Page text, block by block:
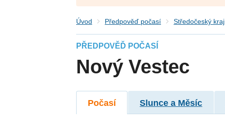
Úvod Předpověď počasí Středočeský kraj
PŘEDPOVĚĎ POČASÍ
Nový Vestec
Počasí Slunce a Měsíc